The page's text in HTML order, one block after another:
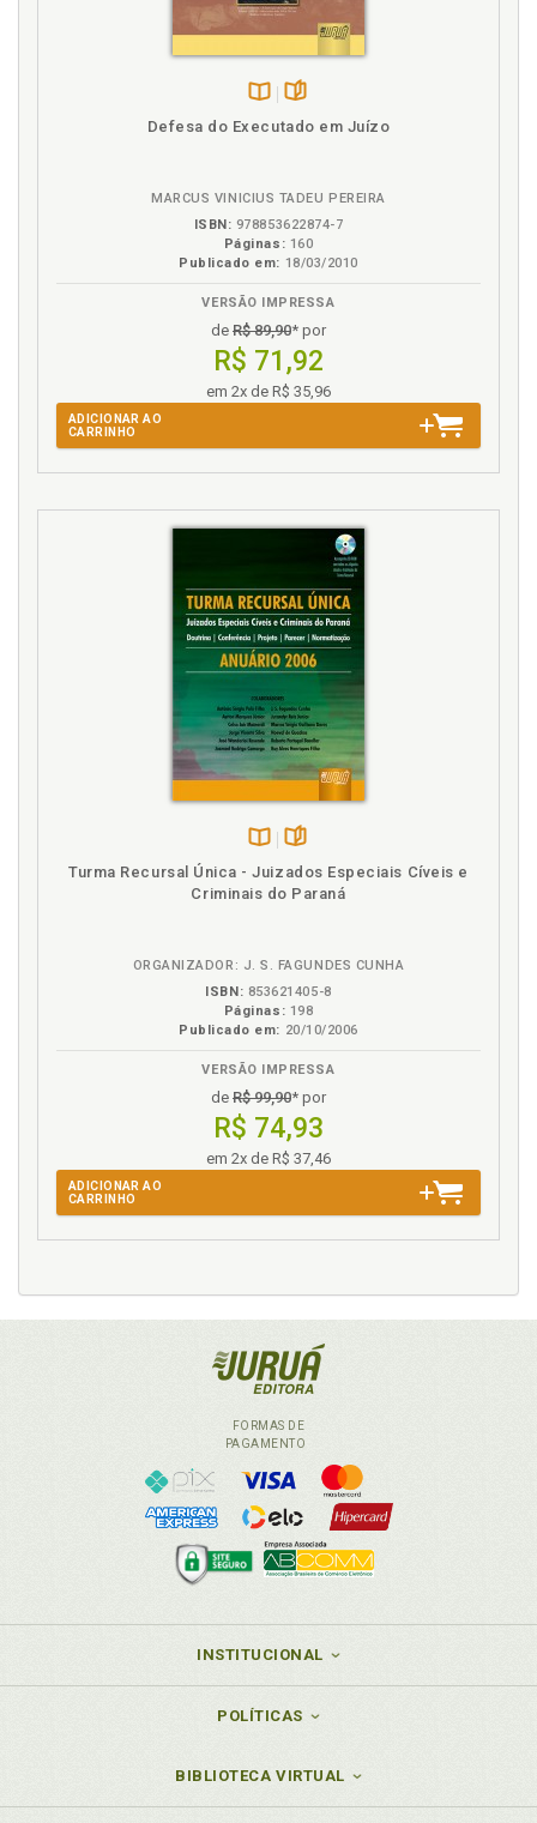
Defesa do Executado em Juízo
MARCUS VINICIUS TADEU PEREIRA
ISBN: 978853622874-7
Páginas: 160
Publicado em: 18/03/2010
VERSÃO IMPRESSA
de R$ 89,90* por
R$ 71,92
em 2x de R$ 35,96
ADICIONAR AO
CARRINHO
na
Turma Recursal Única - Juizados Especiais Cíveis e
Criminais do Paraná
ORGANIZADOR: J. S. FAGUNDES CUNHA
ISBN: 853621405-8
Páginas: 198
Publicado em: 20/10/2006
VERSÃO IMPRESSA
de R$ 99,90* por
R$ 74,93
em 2x de R$ 37,46
ADICIONAR AO
CARRINHO
FORMAS DE
PAGAMENTO
INSTITUCIONAL
POLÍTICAS
BIBLIOTECA VIRTUAL